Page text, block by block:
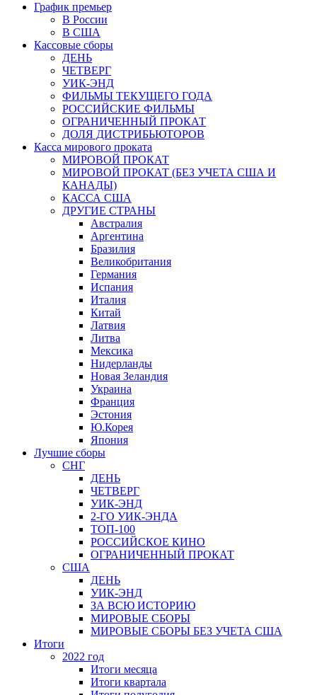
График премьер
В России
В США
Кассовые сборы
ДЕНЬ
ЧЕТВЕРГ
УИК-ЭНД
ФИЛЬМЫ ТЕКУЩЕГО ГОДА
РОССИЙСКИЕ ФИЛЬМЫ
ОГРАНИЧЕННЫЙ ПРОКАТ
ДОЛЯ ДИСТРИБЬЮТОРОВ
Касса мирового проката
МИРОВОЙ ПРОКАТ
МИРОВОЙ ПРОКАТ (БЕЗ УЧЕТА США И
КАНАДЫ)
КАССА США
ДРУГИЕ СТРАНЫ
Австралия
Аргентина
Бразилия
Великобритания
Германия
Испания
Италия
Китай
Латвия
Литва
Мексика
Нидерланды
Новая Зеландия
Украина
Франция
Эстония
Ю.Корея
Япония
Лучшие сборы
СНГ
ДЕНЬ
ЧЕТВЕРГ
УИК-ЭНД
2-ГО УИК-ЭНДА
ТОП-100
РОССИЙСКОЕ КИНО
ОГРАНИЧЕННЫЙ ПРОКАТ
США
ДЕНЬ
УИК-ЭНД
ЗА ВСЮ ИСТОРИЮ
МИРОВЫЕ СБОРЫ
МИРОВЫЕ СБОРЫ БЕЗ УЧЕТА США
Итоги
2022 год
Итоги месяца
Итоги квартала